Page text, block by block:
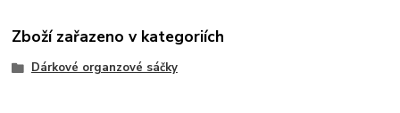
Zboží zařazeno v kategoriích
Dárkové organzové sáčky